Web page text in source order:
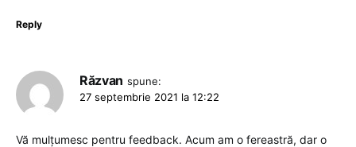
Reply
Răzvan spune:
27 septembrie 2021 la 12:22
Vă mulțumesc pentru feedback. Acum am o fereastră, dar o